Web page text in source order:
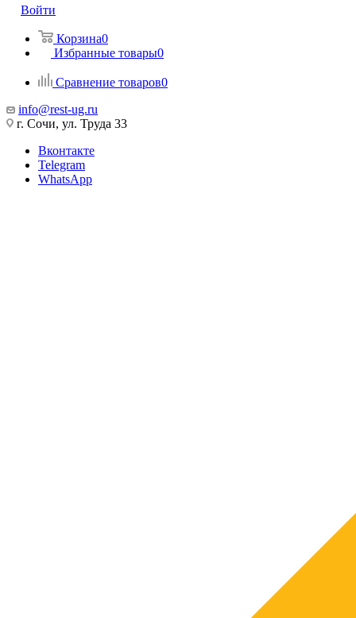
Войти
Корзина0
Избранные товары0
Сравнение товаров0
info@rest-ug.ru
г. Сочи, ул. Труда 33
Вконтакте
Telegram
WhatsApp